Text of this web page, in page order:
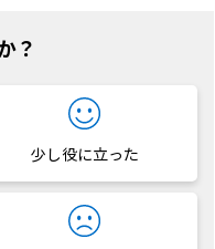
？
少し役に立った